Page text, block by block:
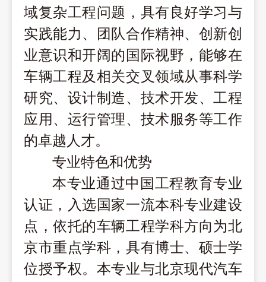
域复杂工程问题，具有良好学习与
实践能力、团队合作精神、创新创
业意识和开阔的国际视野，能够在
车辆工程及相关交叉领域从事科学
研究、设计制造、技术开发、工程
应用、运行管理、技术服务等工作
的卓越人才。
专业特色和优势
本专业通过中国工程教育专业
认证，入选国家一流本科专业建设
点，依托的车辆工程学科方向为北
京市重点学科，具有博士、硕士学
位授予权。本专业与北京现代汽车